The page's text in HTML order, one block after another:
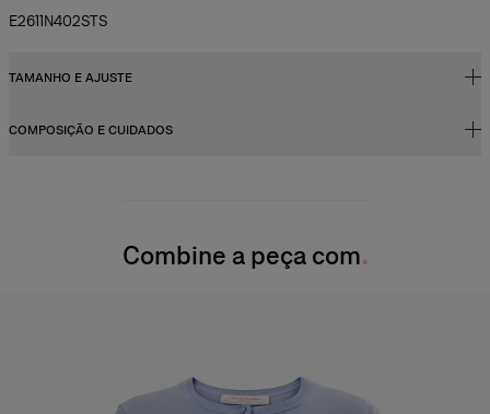
E2611N402STS
TAMANHO E AJUSTE
Cintura alta, comprimento mini
: 60,96 cm
COMPOSIÇÃO E CUIDADOS
Lave somente a secoCombine a peça com